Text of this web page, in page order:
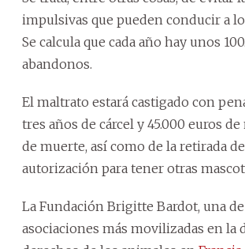
impulsivas que pueden conducir a
Se calcula que cada año hay unos
abandonos.
El maltrato estará castigado con
tres años de cárcel y 45.000 euros
de muerte, así como de la retirada
autorización para tener otras
La Fundación Brigitte Bardot, una de
asociaciones más movilizadas en la